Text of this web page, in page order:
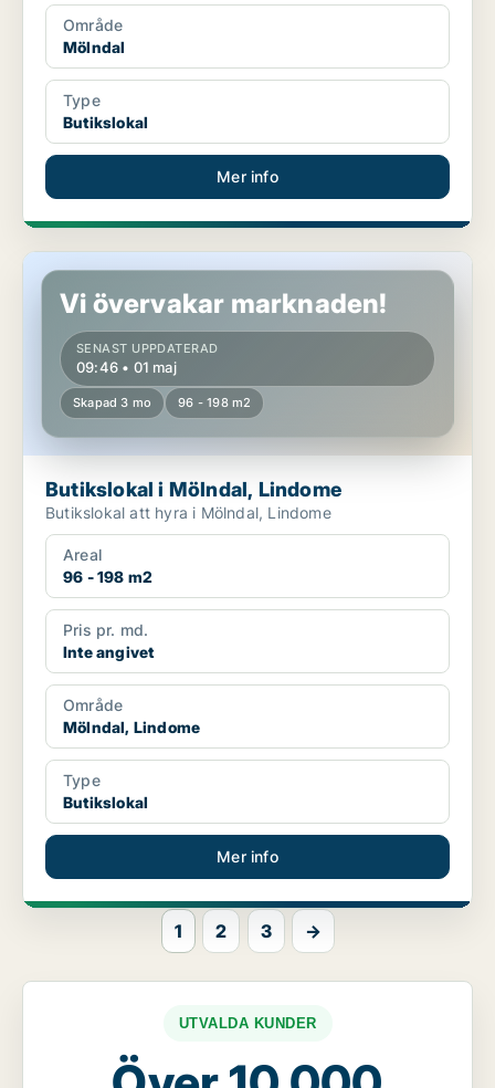
Område
Mölndal
Type
Butikslokal
Mer info
Butikslokal i Mölndal, Lindome
Vi övervakar marknaden!
SENAST UPPDATERAD
09:46 • 01 maj
Skapad 3 mo 96 - 198 m2
Butikslokal i Mölndal, Lindome
Butikslokal att hyra i Mölndal, Lindome
Areal
96 - 198 m2
Pris pr. md.
Inte angivet
Område
Mölndal, Lindome
Type
Butikslokal
Mer info
1 2 3 →
UTVALDA KUNDER